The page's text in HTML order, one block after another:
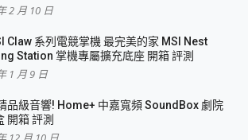
2 月 10 日
Claw 系列電競掌機 最完美的家 MSI Nest
Station 掌機專屬擴充底座 開箱 評測
1 月 9 日
品級音響! Home+ 中嘉寬頻 SoundBox 劇院
開箱 評測